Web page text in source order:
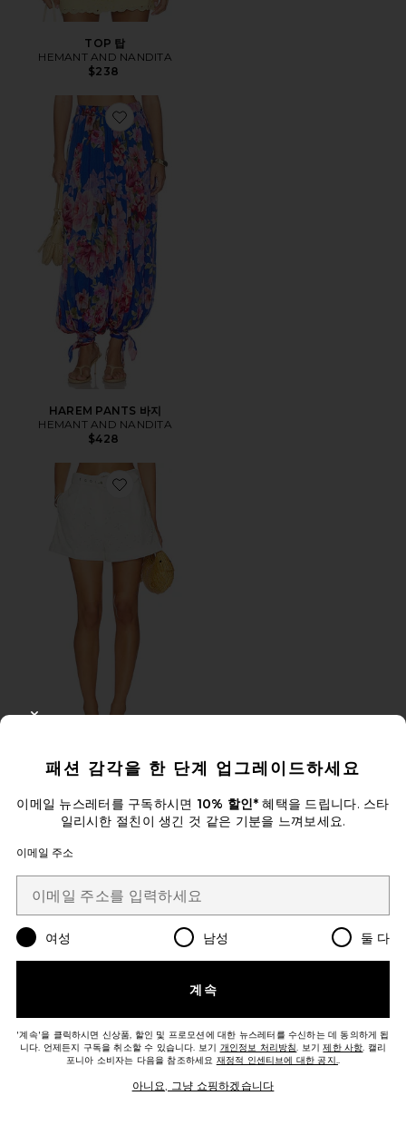
TOP 탑
HEMANT AND NANDITA
$238
Favorite HAREM PANTS 바지
HAREM PANTS 바지
HEMANT AND NANDITA
$428
Favorite SHORT 반바지
SHORT 반바지
$328
패션 감각을 한 단계 업그레이드하세요
이메일 뉴스레터를 구독하시면 10% 할인*혜택을 드립니다. 스타
일리시한 절친이 생긴 것 같은 기분을 느껴보세요.
이메일 주소
여성 남성 둘 다
계속
'계속'을 클릭하시면 신상품, 할인 및 프로모션에 대한 뉴스레터를 수신하는 데 동의하게 됩
니다. 언제든지 구독을 취소할 수 있습니다. 보기 개인정보 처리방침. 보기제한 사항. 캘리
포니아 소비자는 다음을 참조하세요 재정적 인센티브에 대한 공지..
아니요, 그냥 쇼핑하겠습니다